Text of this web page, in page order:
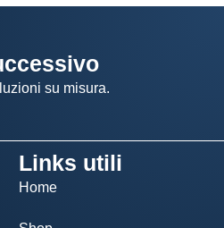
su misura.
Links utili
Home